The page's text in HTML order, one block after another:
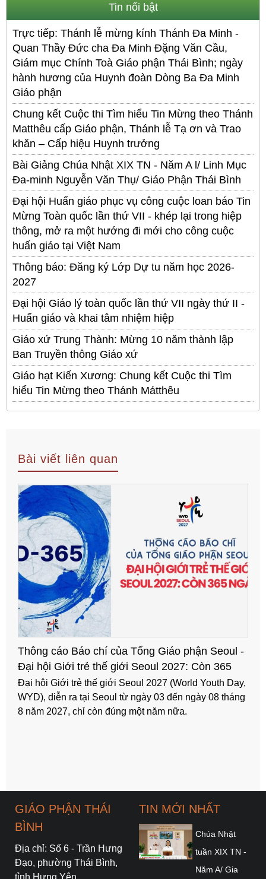
Tin nổi bật
Trực tiếp: Thánh lễ mừng kính Thánh Đa Minh -
Quan Thầy Đức cha Đa Minh Đặng Văn Cầu,
Giám mục Chính Toà Giáo phận Thái Bình; ngày
hành hương của Huynh đoàn Dòng Ba Đa Minh
Giáo phận
Chung kết Cuộc thi Tìm hiểu Tin Mừng theo Thánh
Matthêu cấp Giáo phận, Thánh lễ Tạ ơn và Trao
khăn – Cấp hiệu Huynh trưởng
Bài Giảng Chúa Nhật XIX TN - Năm A l/ Linh Mục
Đa-minh Nguyễn Văn Thụ/ Giáo Phận Thái Bình
Đại hội Huấn giáo phục vụ công cuộc loan báo Tin
Mừng Toàn quốc lần thứ VII - khép lại trong hiệp
thông, mở ra một hướng đi mới cho công cuộc
huấn giáo tại Việt Nam
Thông báo: Đăng ký Lớp Dự tu năm học 2026-
2027
Đại hội Giáo lý toàn quốc lần thứ VII ngày thứ II -
Huấn giáo và khai tâm nhiệm hiệp
Giáo xứ Trung Thành: Mừng 10 năm thành lập
Ban Truyền thông Giáo xứ
Giáo hạt Kiến Xương: Chung kết Cuộc thi Tìm
hiểu Tin Mừng theo Thánh Mátthêu
Bài viết liên quan
Thông cáo Báo chí của Tổng Giáo phận Seoul -
Đại hội Giới trẻ thế giới Seoul 2027: Còn 365
ngày
Đại hội Giới trẻ thế giới Seoul 2027 (World Youth Day,
WYD), diễn ra tại Seoul từ ngày 03 đến ngày 08 tháng
8 năm 2027, chỉ còn đúng một năm nữa.
GIÁO PHẬN THÁI
BÌNH
Địa chỉ: Số 6 - Trần Hưng
Đạo, phường Thái Bình,
TIN MỚI NHẤT
Chúa Nhật
tuần XIX TN -
Năm A/ Gia